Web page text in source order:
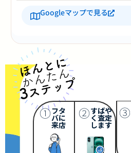
Googleマップで見る
①フタ
バに
来店
②すばや
く査定
します
③